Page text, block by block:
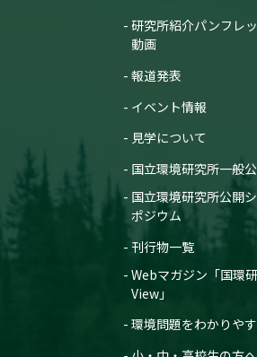
研究所紹介パンフレ
動画
報道発表
イベント情報
見学について
国立環境研究所一般
国立環境研究所公開
ポジウム
刊行物一覧
Webマガジン「国環研
View」
環境問題をわかりやす